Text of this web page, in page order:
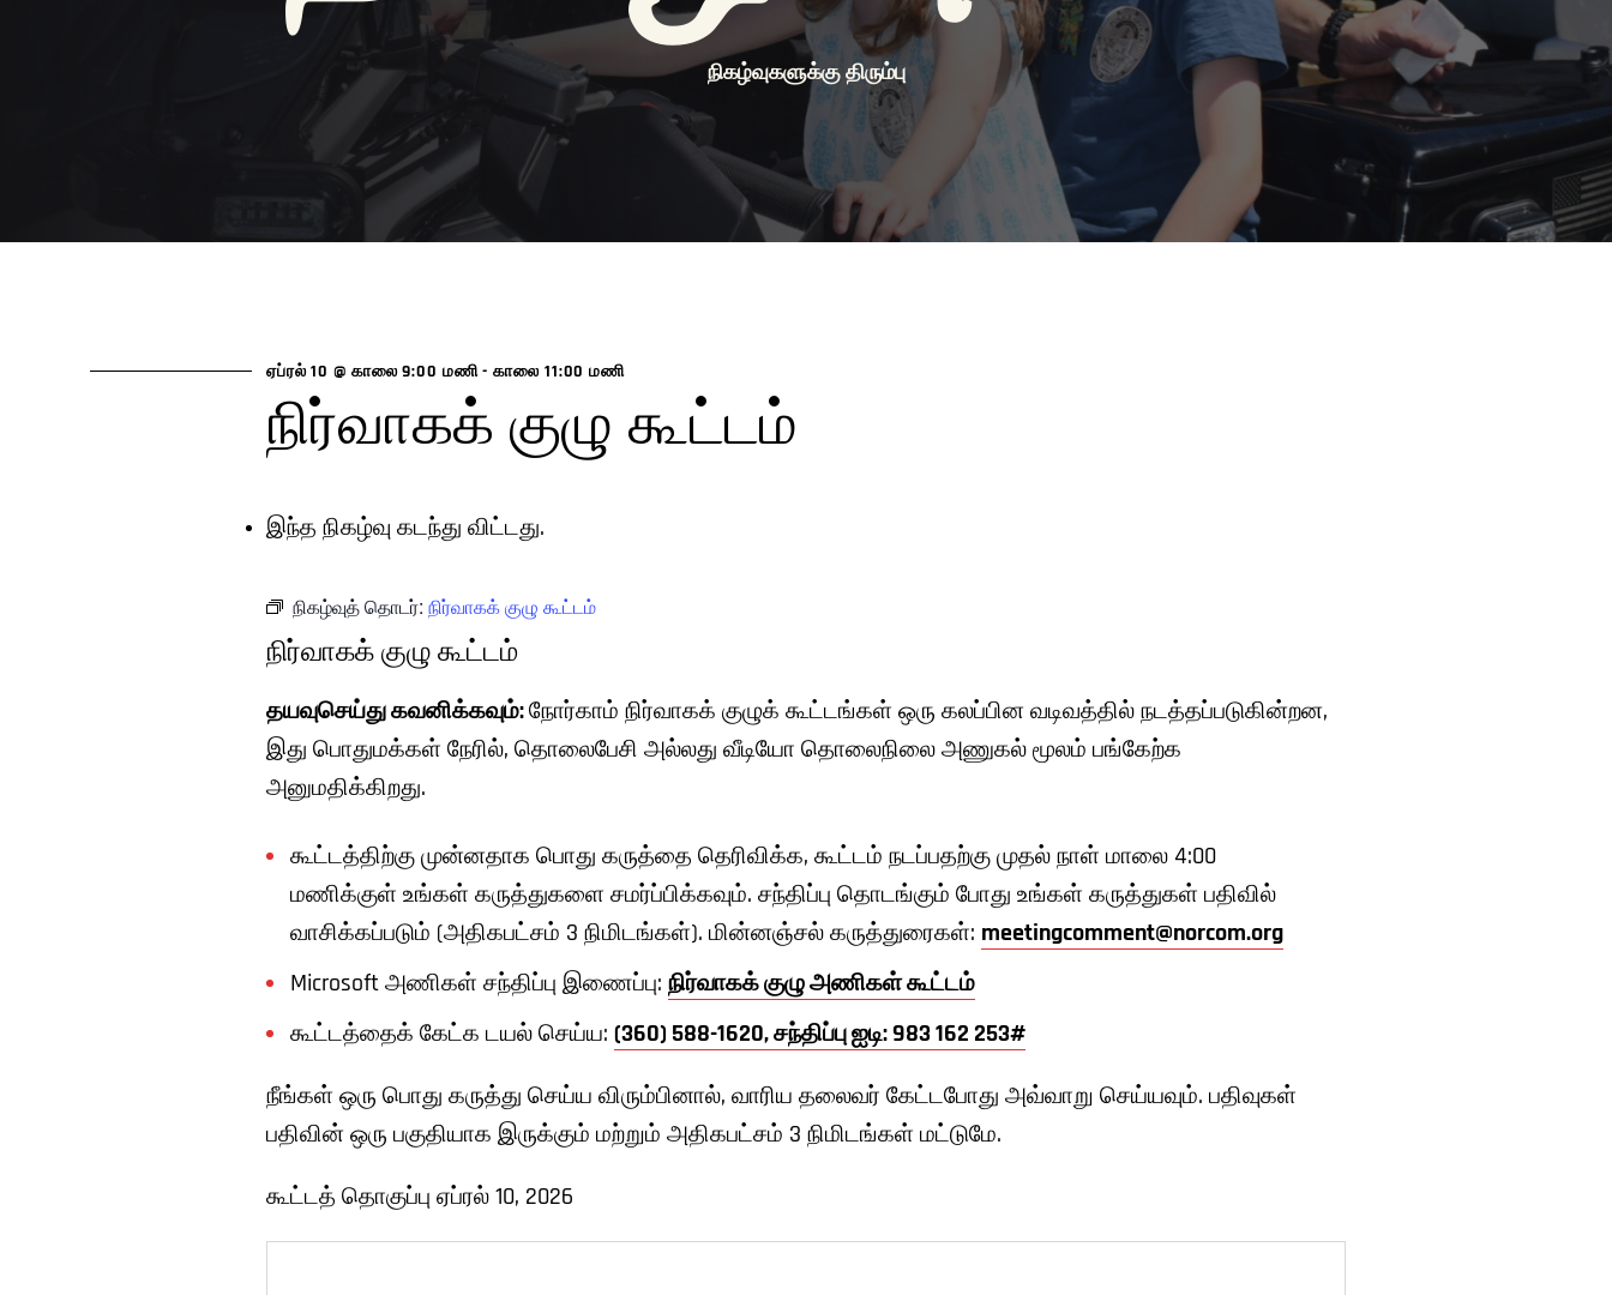
நிகழ்வுகளுக்கு திரும்பு
ஏப்ரல் 10 @ காலை 9:00 மணி-காலை 11:00 மணி
நிர்வாகக் குழு கூட்டம்
இந்த நிகழ்வு கடந்து விட்டது.
நிகழ்வுத் தொடர்: நிர்வாகக் குழு கூட்டம்
நிர்வாகக் குழு கூட்டம்
தயவுசெய்து கவனிக்கவும்: நோர்காம் நிர்வாகக் குழுக் கூட்டங்கள் ஒரு கலப்பின வடிவத்தில் நடத்தப்படுகின்றன,
இது பொதுமக்கள் நேரில், தொலைபேசி அல்லது வீடியோ தொலைநிலை அணுகல் மூலம் பங்கேற்க
அனுமதிக்கிறது.
கூட்டத்திற்கு முன்னதாக பொது கருத்தை தெரிவிக்க, கூட்டம் நடப்பதற்கு முதல் நாள் மாலை 4:00
மணிக்குள் உங்கள் கருத்துகளை சமர்ப்பிக்கவும். சந்திப்பு தொடங்கும் போது உங்கள் கருத்துகள் பதிவில்
வாசிக்கப்படும் (அதிகபட்சம் 3 நிமிடங்கள்). மின்னஞ்சல் கருத்துரைகள்: meetingcomment@norcom.org
Microsoft அணிகள் சந்திப்பு இணைப்பு: நிர்வாகக் குழு அணிகள் கூட்டம்
கூட்டத்தைக் கேட்க டயல் செய்ய: (360) 588-1620, சந்திப்பு ஐடி: 983 162 253#
நீங்கள் ஒரு பொது கருத்து செய்ய விரும்பினால், வாரிய தலைவர் கேட்டபோது அவ்வாறு செய்யவும். பதிவுகள்
பதிவின் ஒரு பகுதியாக இருக்கும் மற்றும் அதிகபட்சம் 3 நிமிடங்கள் மட்டுமே.
கூட்டத் தொகுப்பு ஏப்ரல் 10, 2026